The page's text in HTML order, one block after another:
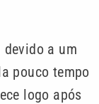
a um
pouco tempo
logo após